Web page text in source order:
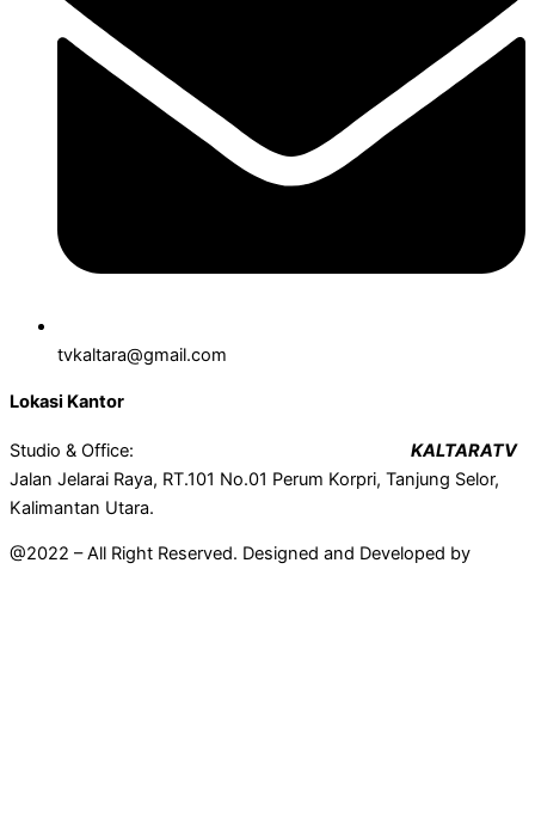
tvkaltara@gmail.com
Lokasi Kantor
Studio & Office: KALTARATV
Jalan Jelarai Raya, RT.101 No.01 Perum Korpri, Tanjung Selor,
Kalimantan Utara.
@2022 – All Right Reserved. Designed and Developed by